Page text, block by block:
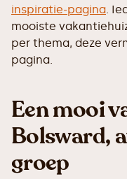
inspiratie-pagina.
mooiste
per thema, deze
pagina.
Een mooi
Bolsward,
groep